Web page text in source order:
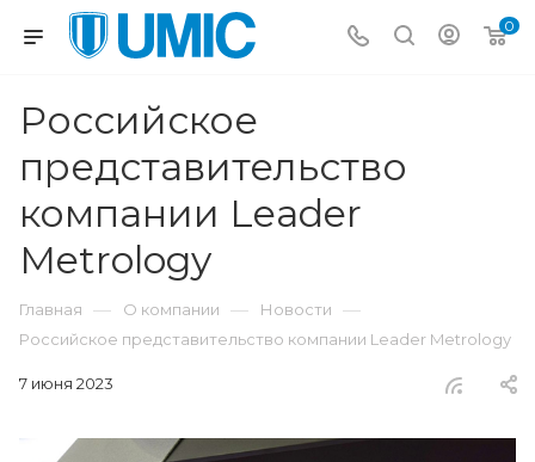
0
Российское
представительство
компании Leader
Metrology
Главная — О компании — Новости —
Российское представительство компании Leader Metrology
7 июня 2023